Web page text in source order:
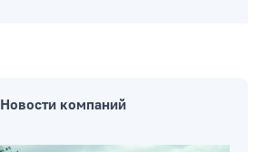
Новости компаний